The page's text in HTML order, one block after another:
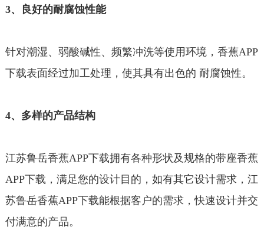
3、良好的耐腐蚀性能
针对潮湿、弱酸碱性、频繁冲洗等使用环境，香蕉APP
下载表面经过加工处理，使其具有出色的 耐腐蚀性。
4、多样的产品结构
江苏鲁岳香蕉APP下载拥有各种形状及规格的带座香蕉
APP下载，满足您的设计目的，如有其它设计需求，江
苏鲁岳香蕉APP下载能根据客户的需求，快速设计并交
付满意的产品。